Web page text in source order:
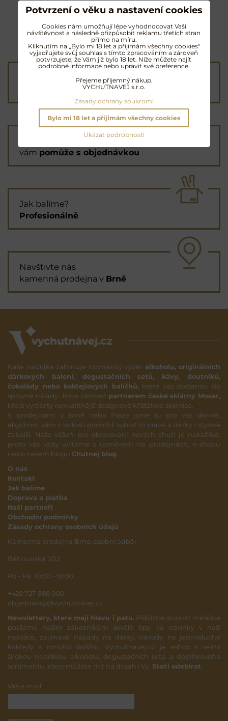
Poštovné od 90 Kč
od 4000 Kč
Průvodce výběrem
vám pomůže s objednávkou
Jak balíme?
Profesionálně
Navštivte nás
kamenná prodejna v Brně
Naše nabídka zahrnuje rozmanitý výběr alkoholu, originálních
dárkových balení, degustačních setů, kávy, doutníků,
čokolády nebo koktejlových balíčků,které vás dostanou do
správné nálady. Jsme zároveň partnerem české sklárny Moser,
která vyrábí ty nekvalitnější designové křišťálové sklenice.
S prodejnami v Brně nebo Praze jsme tu pro vás denně,
abychom vám s radostí pomohli vybrat to pravé a dárky i stylově
zabalili. Naše vášeň pro objevování nových chutí je nakažlivá,
proto vás vždy uvítáme s úsměvem na prodejnách, e-shopu
nebo našem blogu Chutnej blog
O nás
Kontakt
Jak balíme
Doprava a platba
Naši partneři
Obchodní podmínky
Zásady ochrany osobních údajů
Kamenná prodejna Brno, osobní odběr
Běhounská 2/22
Po – Pá: 10:00 – 18:00
+420 727 986 000
objednavky@vychutnavej.cz
Newslettery, které mají hlavu i patu.Přibližně dvakrát měsíčně
posíláme našim zákazníkům skvělé tipy na novinky v naší
nabídce, zajímavé nápady na dárky, návody na jednoduché
koktejly a mnoho dalšího. Vychutnávej.cz je eshop s velmi
širokou nabídkou alkoholu, degustačních setů a doplňkového
sortimentu, který můžete mít na dosah i Vy. Stačí odebírat
Váš e-mail:
Potvrzení o věku a nastavení cookies
Cookies nám umožňují lépe vyhodnocovat Vaši
návštěvnost a následně přizpůsobit reklamu třetích stran
přímo na míru.
Kliknutím na „Bylo mi 18 let a přijimám všechny cookies"
vyjadřujete svůj souhlas s tímto zpracováním a zároveň
potvrzujete, že Vám již bylo 18 let. Níže můžete najít
podrobné informace nebo upravit své preference.
Přejeme příjemný nákup.
VYCHUTNAVEJ s.r.o.
Zásady ochrany soukromí
Ukázat podrobnosti
Bylo mi 18 let a přijimám všechny cookies